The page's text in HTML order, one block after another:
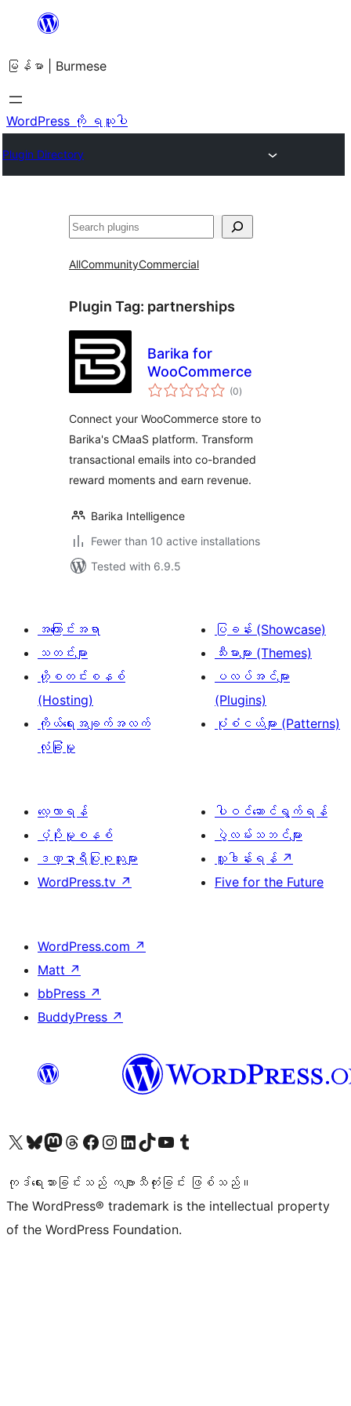
အကြောင်းအရာ
ကျော်သွား
ရန်
မြန်မာ | Burmese
WordPress ကို ရယူပါ
Plugin Directory
ရှာ
AllCommunityCommercial
Plugin Tag: partnerships
Barika for
WooCommerce
(0total
ratings
)
Connect your WooCommerce store to
Barika's CMaaS platform. Transform
transactional emails into co-branded
reward moments and earn revenue.
Barika Intelligence
Fewer than 10 active installations
Tested with 6.9.5
အကြောင်းအရာ
သတင်းများ
ဟို့စတင်းစနစ်
(Hosting)
ကိုယ်ရေးအချက်အလက်
လုံခြုံမှု
ပြခန်း (Showcase)
သီးမားများ (Themes)
ပလပ်အင်များ
(Plugins)
ပုံစံငယ်များ (Patterns)
လေ့လာရန်
ပံ့ပိုးမှုစနစ်
ဒဏ္ဍာရီပြုစုသူများ
WordPress.tv ↗
ပါဝင်ဆောင်ရွက်ရန်
ပွဲလမ်းသဘင်များ
လှူဒါန်းရန် ↗
Five for the Future
WordPress.com ↗
Matt ↗
bbPress ↗
BuddyPress ↗
ကျွန်ုပ်တို့၏ X (ယခင် Twitter) အကောင့်သို့ သွားရောက်ကြည့်ရှုပါကျွန်ုပ်တို့၏ Bluesky အကောင့်သို့ ဝင်ရောက်ကြည့်ရှုရန်
ကျွန်ုပ်တို့၏ Mastodon အကောင့်သို့ သွားရောက်ကြည့်ရှုပါကျွန်ုပ်တို့၏ Threads အကောင့်သို့ ဝင်ရောက်ကြည့်ရှုရန်
ကျွန်ုပ်တို့၏ Facebook စာမျက်နှာသို့ သွားရောက်ကြည့်ရှုပါကျွန်ုပ်တို့၏ Instagram အကောင့်သို့ သွားရောက်ကြည့်ရှုပါ ကျွန်ုပ်တို့၏ LinkedIn အကောင့်သို့ သွားရောက်ကြည့်ရှုပါကျွန်ုပ်တို့၏ TikTok အကောင့်သို့ ဝင်ရောက်ကြည့်ရှုရန်
ကျွန်ုပ်တို့၏ YouTube ချန်နယ်သို့ သွားရောက်ကြည့်ရှုပါ ကျွန်ုပ်တို့၏ Tumblr အကောင့်သို့ ဝင်ရောက်ကြည့်ရှုရန်
ကုဒ်ရေးသားခြင်းသည် ကဗျာသီကုံးခြင်း ဖြစ်သည်။
The WordPress® trademark is the intellectual property
of the WordPress Foundation.